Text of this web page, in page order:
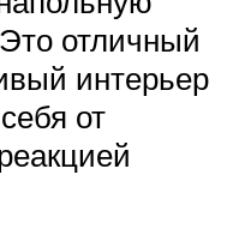
отличный
интерьер
от